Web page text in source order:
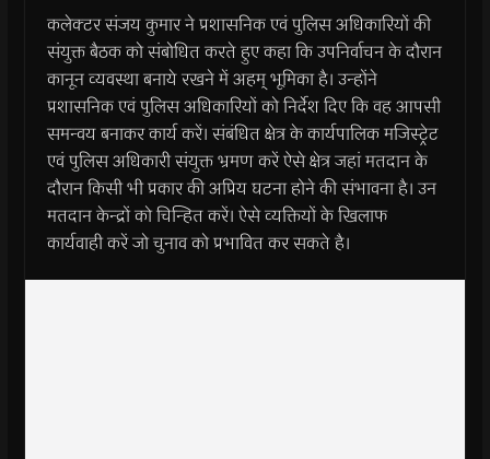
कलेक्टर संजय कुमार ने प्रशासनिक एवं पुलिस अधिकारियों की
संयुक्त बैठक को संबोधित करते हुए कहा कि उपनिर्वाचन के दौरान
कानून व्यवस्था बनाये रखने में अहम् भूमिका है। उन्होंने
प्रशासनिक एवं पुलिस अधिकारियों को निर्देश दिए कि वह आपसी
समन्वय बनाकर कार्य करें। संबंधित क्षेत्र के कार्यपालिक मजिस्ट्रेट
एवं पुलिस अधिकारी संयुक्त भ्रमण करें ऐसे क्षेत्र जहां मतदान के
दौरान किसी भी प्रकार की अप्रिय घटना होने की संभावना है। उन
मतदान केन्द्रों को चिन्हित करें। ऐसे व्यक्तियों के खिलाफ
कार्यवाही करें जो चुनाव को प्रभावित कर सकते है।